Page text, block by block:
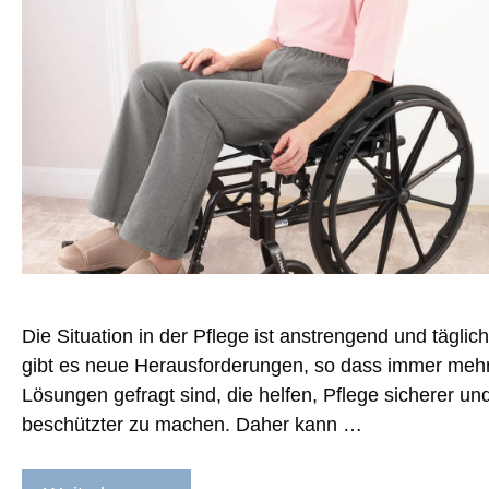
Die Situation in der Pflege ist anstrengend und täglich
gibt es neue Herausforderungen, so dass immer
Lösungen gefragt sind, die helfen, Pflege sicherer
beschützter zu machen. Daher kann …